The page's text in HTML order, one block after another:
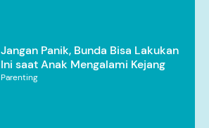
Jangan Panik, Bunda Bisa Lakukan
Ini saat Anak Mengalami Kejang
Parenting